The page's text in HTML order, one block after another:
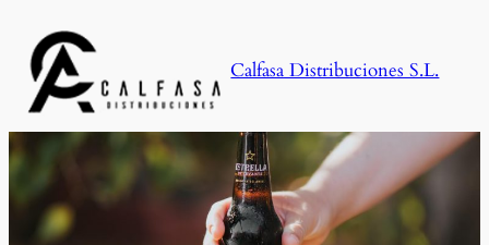
contenido
Calfasa Distribuciones S.L.